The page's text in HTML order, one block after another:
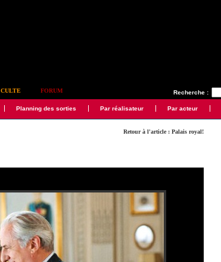
Recherche :
CULTE FORUM
Planning des sorties Par réalisateur Par acteur
Retour à l'article : Palais royal!